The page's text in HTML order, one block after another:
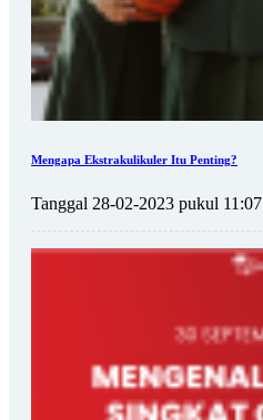
Mengapa Ekstrakulikuler Itu Penting?
Tanggal 28-02-2023 pukul 11:07